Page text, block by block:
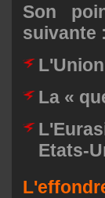
Son
suivante :
La «
Etats-